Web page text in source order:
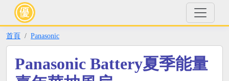
首頁 Panasonic
Panasonic Battery夏季能量